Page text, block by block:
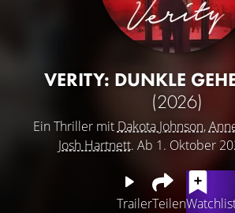
VERITY: DUNKLE
(2026)
Ein Thriller mit Dakota Johnson,
Josh Hartnett. Ab 1. Oktober
TrailerTeilen